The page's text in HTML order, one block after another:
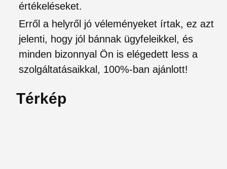
értékeléseket.
Erről a helyről jó véleményeket írtak, ez azt
jelenti, hogy jól bánnak ügyfeleikkel, és
minden bizonnyal Ön is elégedett less a
szolgáltatásaikkal, 100%-ban ajánlott!
Térkép